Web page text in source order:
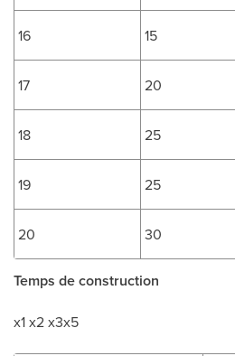
16 15
17 20
18 25
19 25
20 30
Temps de construction
x1 x2 x3x5